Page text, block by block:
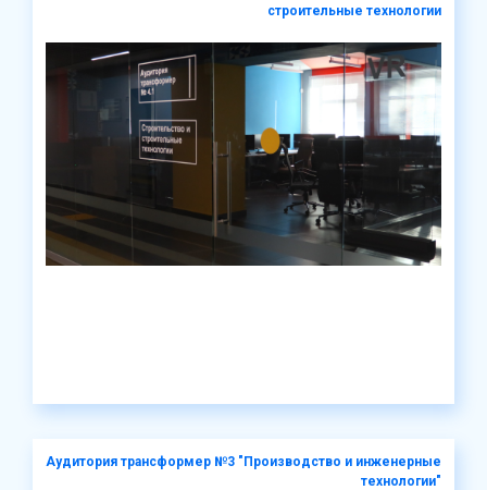
строительные технологии
Аудитория трансформер №3 "Производство и инженерные
технологии"